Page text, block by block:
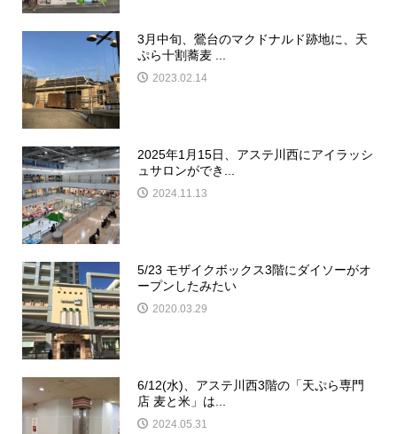
3月中旬、鶯台のマクドナルド跡地に、天
ぷら十割蕎麦 ...
2023.02.14
2025年1月15日、アステ川西にアイラッシ
ュサロンができ...
2024.11.13
5/23 モザイクボックス3階にダイソーがオ
ープンしたみたい
2020.03.29
6/12(水)、アステ川西3階の「天ぷら専門
店 麦と米」は...
2024.05.31